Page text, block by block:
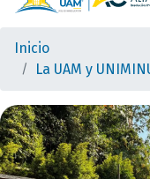
Inicio
La UAM y